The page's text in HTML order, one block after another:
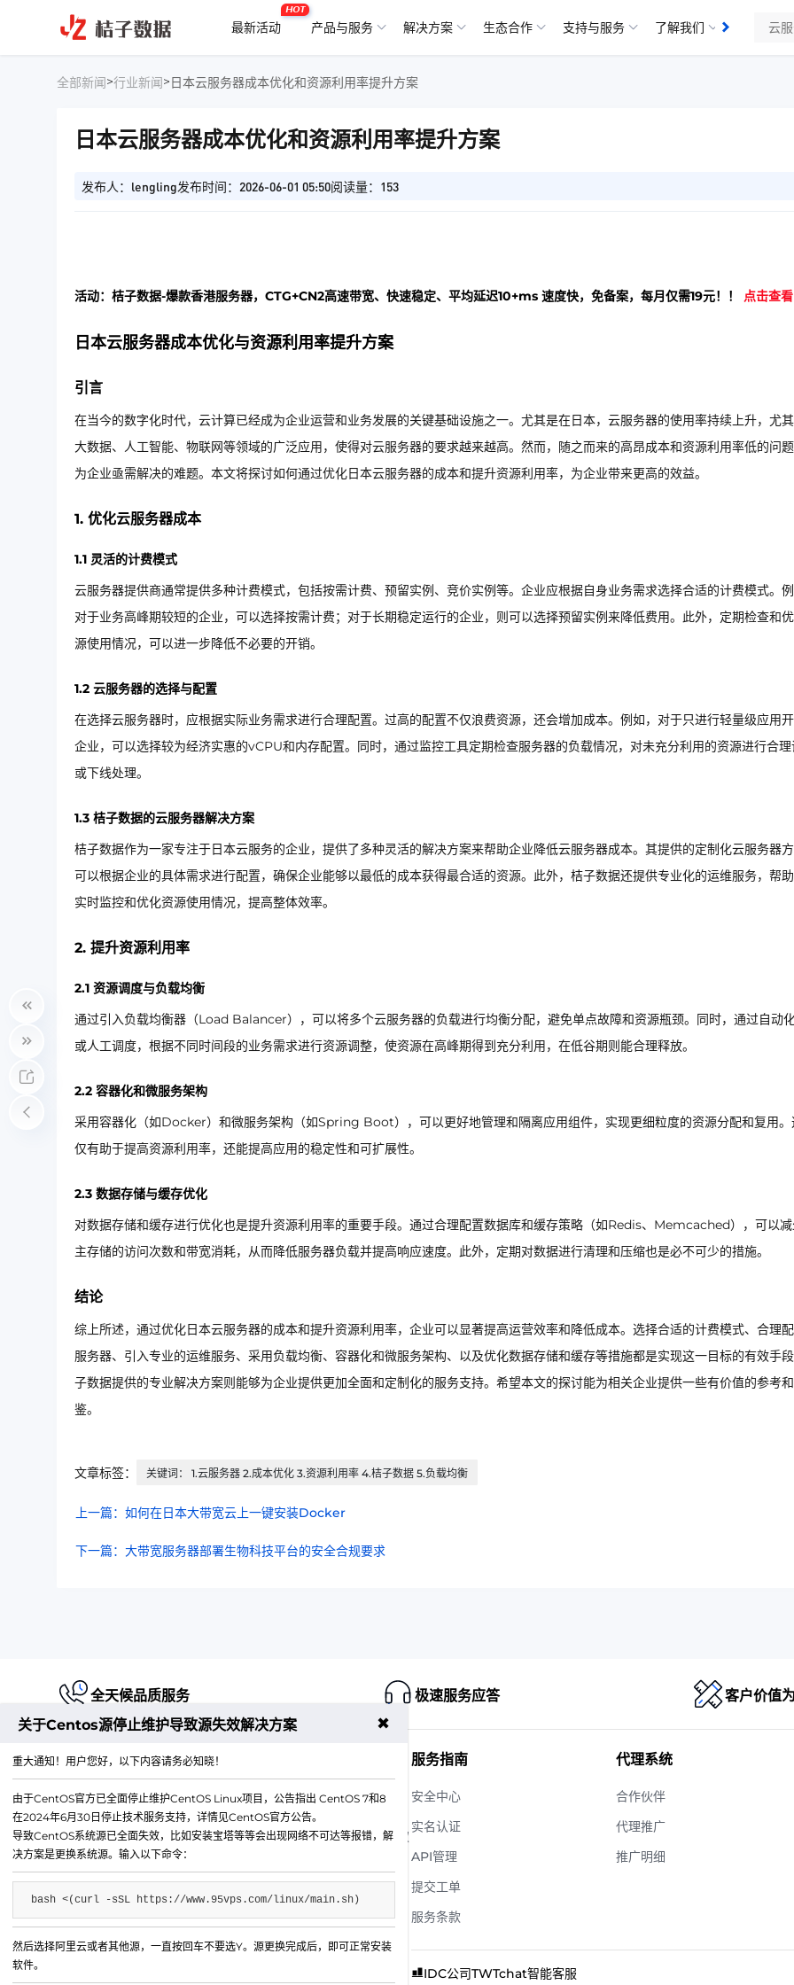
最新活动
HOT
产品与服务 解决方案 生态合作 支持与服务
了解我们
全部新闻>行业新闻>日本云服务器成本优化和资源利用率提升方案
日本云服务器成本优化和资源利用率提升方案
发布人：lengling发布时间：2026-06-01 05:50阅读量：153
活动：桔子数据-爆款香港服务器，CTG+CN2高速带宽、快速稳定、平均延迟10+ms 速度快，免备案，每月仅需19元！！ 点击查看
日本云服务器成本优化与资源利用率提升方案
引言
在当今的数字化时代，云计算已经成为企业运营和业务发展的关键基础设施之一。尤其是在日本，云服务器的使用率持续上升，尤
大数据、人工智能、物联网等领域的广泛应用，使得对云服务器的要求越来越高。然而，随之而来的高昂成本和资源利用率低的问
为企业亟需解决的难题。本文将探讨如何通过优化日本云服务器的成本和提升资源利用率，为企业带来更高的效益。
1. 优化云服务器成本
1.1 灵活的计费模式
云服务器提供商通常提供多种计费模式，包括按需计费、预留实例、竞价实例等。企业应根据自身业务需求选择合适的计费模式。例
对于业务高峰期较短的企业，可以选择按需计费；对于长期稳定运行的企业，则可以选择预留实例来降低费用。此外，定期检查和
源使用情况，可以进一步降低不必要的开销。
1.2 云服务器的选择与配置
在选择云服务器时，应根据实际业务需求进行合理配置。过高的配置不仅浪费资源，还会增加成本。例如，对于只进行轻量级应用
企业，可以选择较为经济实惠的vCPU和内存配置。同时，通过监控工具定期检查服务器的负载情况，对未充分利用的资源进行合
或下线处理。
1.3 桔子数据的云服务器解决方案
桔子数据作为一家专注于日本云服务的企业，提供了多种灵活的解决方案来帮助企业降低云服务器成本。其提供的定制化云服务器方
可以根据企业的具体需求进行配置，确保企业能够以最低的成本获得最合适的资源。此外，桔子数据还提供专业化的运维服务，帮
实时监控和优化资源使用情况，提高整体效率。
2. 提升资源利用率
2.1 资源调度与负载均衡
通过引入负载均衡器（Load Balancer），可以将多个云服务器的负载进行均衡分配，避免单点故障和资源瓶颈。同时，通过自动
或人工调度，根据不同时间段的业务需求进行资源调整，使资源在高峰期得到充分利用，在低谷期则能合理释放。
2.2 容器化和微服务架构
采用容器化（如Docker）和微服务架构（如Spring Boot），可以更好地管理和隔离应用组件，实现更细粒度的资源分配和复用。
仅有助于提高资源利用率，还能提高应用的稳定性和可扩展性。
2.3 数据存储与缓存优化
对数据存储和缓存进行优化也是提升资源利用率的重要手段。通过合理配置数据库和缓存策略（如Redis、Memcached），可以
主存储的访问次数和带宽消耗，从而降低服务器负载并提高响应速度。此外，定期对数据进行清理和压缩也是必不可少的措施。
结论
综上所述，通过优化日本云服务器的成本和提升资源利用率，企业可以显著提高运营效率和降低成本。选择合适的计费模式、合理
服务器、引入专业的运维服务、采用负载均衡、容器化和微服务架构、以及优化数据存储和缓存等措施都是实现这一目标的有效手
子数据提供的专业解决方案则能够为企业提供更加全面和定制化的服务支持。希望本文的探讨能为相关企业提供一些有价值的参考
鉴。
文章标签： 关键词： 1.云服务器 2.成本优化 3.资源利用率 4.桔子数据 5.负载均衡
上一篇：如何在日本大带宽云上一键安装Docker
下一篇：大带宽服务器部署生物科技平台的安全合规要求
全天候品质服务 极速服务应答 客户价值
江苏铭联云计算有限公司
Copyright © 2019-2026 All Rights Reserved.铭联科技 版权
所有
电子邮箱：mail@6w.cx
商务QQ：37809874
公司地址：苏州市姑苏区博济江南智造园1幢2029室
服务指南
安全中心
实名认证
API管理
提交工单
服务条款
代理系统
合作伙伴
代理推广
推广明细
IDC公司TWTchat智能客服
关于Centos源停止维护导致源失效解决方案 ✖
重大通知！用户您好，以下内容请务必知晓！
由于CentOS官方已全面停止维护CentOS Linux项目，公告指出 CentOS 7和8
在2024年6月30日停止技术服务支持，详情见CentOS官方公告。
导致CentOS系统源已全面失效，比如安装宝塔等等会出现网络不可达等报错，解
决方案是更换系统源。输入以下命令：
bash <(curl -sSL https://www.95vps.com/linux/main.sh)
然后选择阿里云或者其他源，一直按回车不要选Y。源更换完成后，即可正常安装
软件。